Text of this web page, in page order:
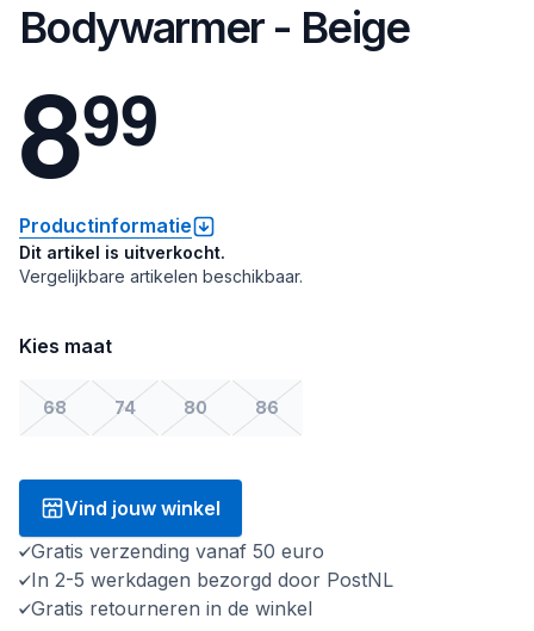
Bodywarmer - Beige
899
Productinformatie
Dit artikel is uitverkocht.
Vergelijkbare artikelen beschikbaar.
Kies maat
68 74 80 86
Vind jouw winkel
Gratis verzending vanaf 50 euro
In 2-5 werkdagen bezorgd door PostNL
Gratis retourneren in de winkel